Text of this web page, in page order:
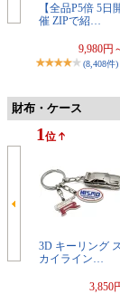
【全品P5倍 5日
催 ZIPで紹…
9,980円
(8,408件)
財布・ケース
1 位
3D キーリング ス
カイライン…
3,850